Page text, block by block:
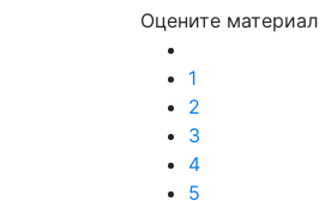
Оцените материал
1
2
3
4
5